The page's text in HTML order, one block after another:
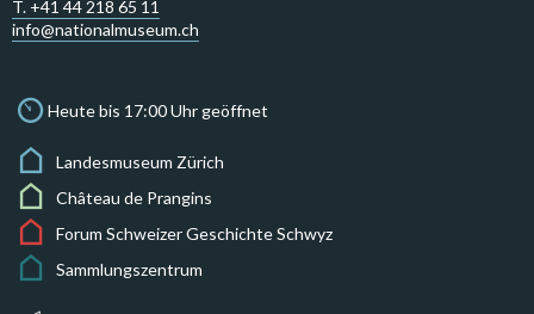
T. +41 44 218 65 11
info@nationalmuseum.ch
Heute bis 17:00 Uhr geöffnet
Landesmuseum Zürich
Château de Prangins
Forum Schweizer Geschichte Schwyz
Sammlungszentrum